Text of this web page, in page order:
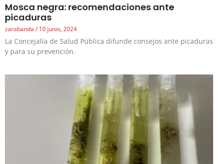
Mosca negra: recomendaciones ante
picaduras
zarabanda 10 junio, 2024
La Concejalía de Salud Pública difunde consejos ante picaduras
y para su prevención.